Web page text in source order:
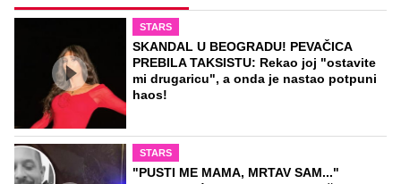
STARS
SKANDAL U BEOGRADU! PEVAČICA
PREBILA TAKSISTU: Rekao joj "ostavite
mi drugaricu", a onda je nastao potpuni
haos!
STARS
"PUSTI ME MAMA, MRTAV SAM..."